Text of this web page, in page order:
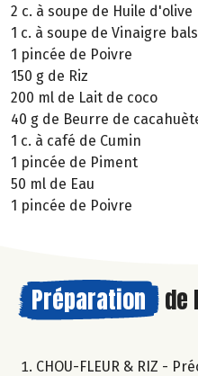
2 c. à soupe de Huile d'olive
1 c. à soupe de Vinaigre
1 pincée de Poivre
150 g de Riz
200 ml de Lait de coco
40 g de Beurre de
1 c. à café de Cumin
1 pincée de Piment
50 ml de Eau
1 pincée de Poivre
Préparation de
CHOU-FLEUR & RIZ -